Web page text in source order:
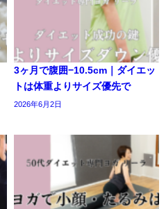
3ヶ月で腹囲−10.5cm｜ダイエッ
トは体重よりサイズ優先で
2026年6月2日